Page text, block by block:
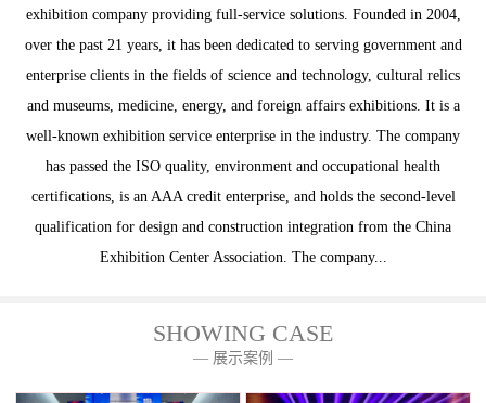
exhibition company providing full-service solutions. Founded in 2004,
over the past 21 years, it has been dedicated to serving government and
enterprise clients in the fields of science and technology, cultural relics
and museums, medicine, energy, and foreign affairs exhibitions. It is a
well-known exhibition service enterprise in the industry. The company
has passed the ISO quality, environment and occupational health
certifications, is an AAA credit enterprise, and holds the second-level
qualification for design and construction integration from the China
Exhibition Center Association. The company...
SHOWING CASE
— 展示案例 —